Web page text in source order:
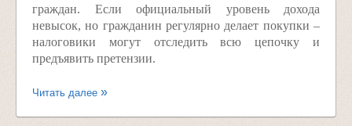
граждан. Если официальный уровень дохода
невысок, но гражданин регулярно делает покупки –
налоговики могут отследить всю цепочку и
предъявить претензии.
Читать далее